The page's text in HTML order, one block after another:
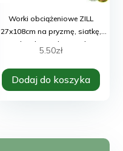
Worki obciążeniowe ZILL
27x108cm na pryzmę, siatkę,
silos, kiszonki, pasek
5.50zł
Dodaj do koszyka